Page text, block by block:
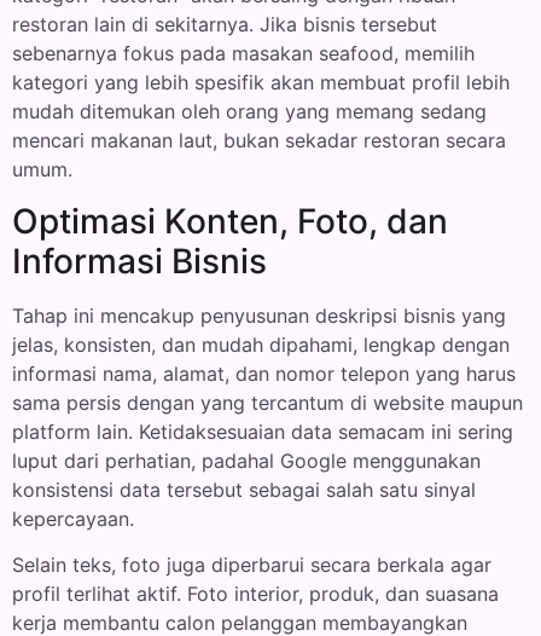
restoran lain di sekitarnya. Jika bisnis tersebut
sebenarnya fokus pada masakan seafood, memilih
kategori yang lebih spesifik akan membuat profil lebih
mudah ditemukan oleh orang yang memang sedang
mencari makanan laut, bukan sekadar restoran secara
umum.
Optimasi Konten, Foto, dan
Informasi Bisnis
Tahap ini mencakup penyusunan deskripsi bisnis yang
jelas, konsisten, dan mudah dipahami, lengkap dengan
informasi nama, alamat, dan nomor telepon yang harus
sama persis dengan yang tercantum di website maupun
platform lain. Ketidaksesuaian data semacam ini sering
luput dari perhatian, padahal Google menggunakan
konsistensi data tersebut sebagai salah satu sinyal
kepercayaan.
Selain teks, foto juga diperbarui secara berkala agar
profil terlihat aktif. Foto interior, produk, dan suasana
kerja membantu calon pelanggan membayangkan